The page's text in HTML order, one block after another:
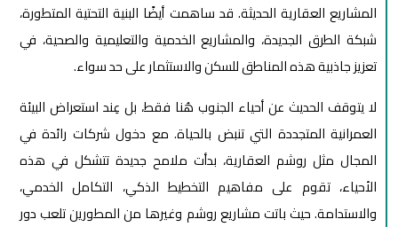
المشاريع العقارية الحديثة. قد ساهمت أيضًا البنية التحتية المتطورة،
شبكة الطرق الجديدة، والمشاريع الخدمية والتعليمية والصحية، في
تعزيز جاذبية هذه المناطق للسكن والاستثمار على حد سواء.
لا يتوقف الحديث عن أحياء الجنوب هُنا فقط، بل عِند استعراض البيئة
العمرانية المتجددة التي تنبض بالحياة. مع دخول شركات رائدة في
المجال مثل روشم العقارية، بدأت ملامح جديدة تتشكل في هذه
الأحياء، تقوم على مفاهيم التخطيط الذكي، التكامل الخدمي،
والاستدامة. حيث باتت مشاريع روشم وغيرها من المطورين تلعب دور